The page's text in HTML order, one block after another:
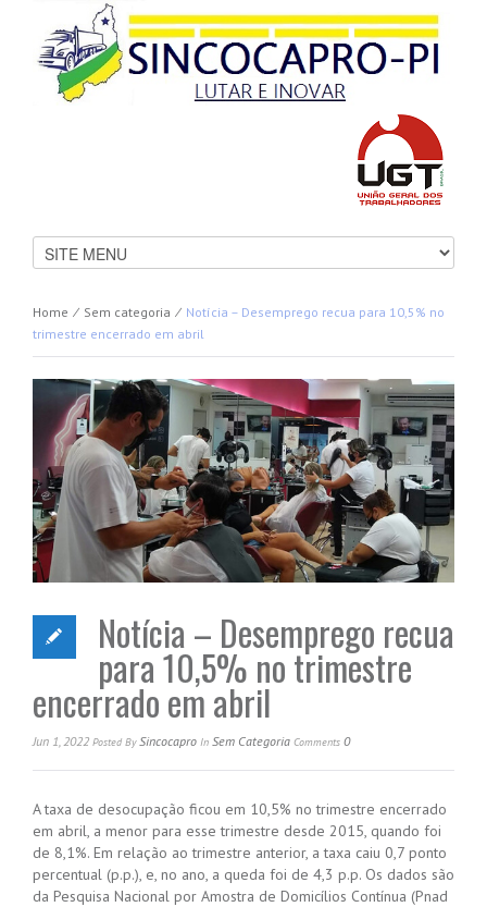
Home ⁄ Sem categoria ⁄ Notícia – Desemprego recua para 10,5% no
trimestre encerrado em abril
Notícia – Desemprego recua
para 10,5% no trimestre
encerrado em abril
Jun 1, 2022 Posted BySincocapro In Sem Categoria Comments 0
A taxa de desocupação ficou em 10,5% no trimestre encerrado
em abril, a menor para esse trimestre desde 2015, quando foi
de 8,1%. Em relação ao trimestre anterior, a taxa caiu 0,7 ponto
percentual (p.p.), e, no ano, a queda foi de 4,3 p.p. Os dados são
da Pesquisa Nacional por Amostra de Domicílios Contínua (Pnad